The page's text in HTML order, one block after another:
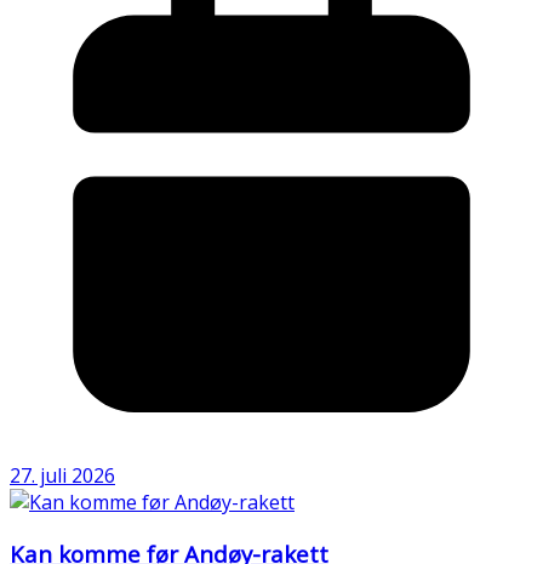
27. juli 2026
Kan komme før Andøy-rakett